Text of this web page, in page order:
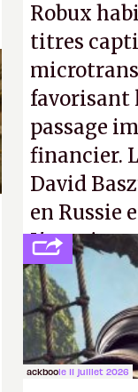
Robux
titres
favorisant
passage
financier.
David
en Russie
L'avenir
jamais
ackboole 11 juillet 2026